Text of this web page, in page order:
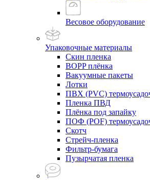
Весовое оборудование
Упаковочные материалы
Скин пленка
BOPP плёнка
Вакуумные пакеты
Лотки
ПВХ (PVC)
Пленка ПВД
Плёнка под запайку
ПОФ (POF)
Скотч
Стрейч-пленка
Фильтр-бумага
Пузырчатая пленка